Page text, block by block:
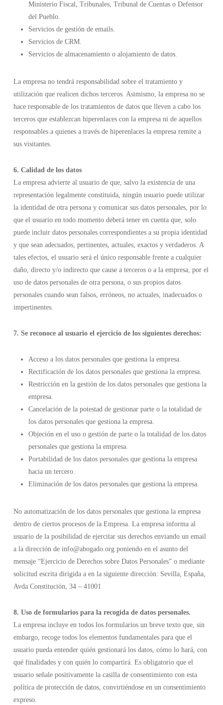
Ministerio Fiscal, Tribunales, Tribunal de Cuentas o Defensor
del Pueblo.
Servicios de gestión de emails.
Servicios de CRM.
Servicios de almacenamiento o alojamiento de datos.
La empresa no tendrá responsabilidad sobre el tratamiento y
utilización que realicen dichos terceros. Asimismo, la empresa no se
hace responsable de los tratamientos de datos que lleven a cabo los
terceros que establezcan hiperenlaces con la empresa ni de aquellos
responsables a quienes a través de hiperenlaces la empresa remite a
sus visitantes.
6. Calidad de los datos
La empresa advierte al usuario de que, salvo la existencia de una
representación legalmente constituida, ningún usuario puede utilizar
la identidad de otra persona y comunicar sus datos personales, por lo
que el usuario en todo momento deberá tener en cuenta que, solo
puede incluir datos personales correspondientes a su propia identidad
y que sean adecuados, pertinentes, actuales, exactos y verdaderos. A
tales efectos, el usuario será el único responsable frente a cualquier
daño, directo y/o indirecto que cause a terceros o a la empresa, por el
uso de datos personales de otra persona, o sus propios datos
personales cuando sean falsos, erróneos, no actuales, inadecuados o
impertinentes.
7. Se reconoce al usuario el ejercicio de los siguientes derechos:
Acceso a los datos personales que gestiona la empresa.
Rectificación de los datos personales que gestiona la empresa.
Restricción en la gestión de los datos personales que gestiona la
empresa.
Cancelación de la potestad de gestionar parte o la totalidad de
los datos personales que gestiona la empresa.
Objeción en el uso o gestión de parte o la totalidad de los datos
personales que gestiona la empresa.
Portabilidad de los datos personales que gestiona la empresa
hacia un tercero.
Eliminación de los datos personales que gestiona la empresa.
No automatización de los datos personales que gestiona la empresa
dentro de ciertos procesos de la Empresa. La empresa informa al
usuario de la posibilidad de ejercitar sus derechos enviando un email
a la dirección de info@abogado.org poniendo en el asunto del
mensaje “Ejercicio de Derechos sobre Datos Personales” o mediante
solicitud escrita dirigida a en la siguiente dirección: Sevilla, España,
Avda Constitución, 34 – 41001
8. Uso de formularios para la recogida de datos personales.
La empresa incluye en todos los formularios un breve texto que, sin
embargo, recoge todos los elementos fundamentales para que el
usuario pueda entender quién gestionará los datos, cómo lo hará, con
qué finalidades y con quién lo compartirá. Es obligatorio que el
usuario señale positivamente la casilla de consentimiento con esta
política de protección de datos, convirtiéndose en un consentimiento
expreso.